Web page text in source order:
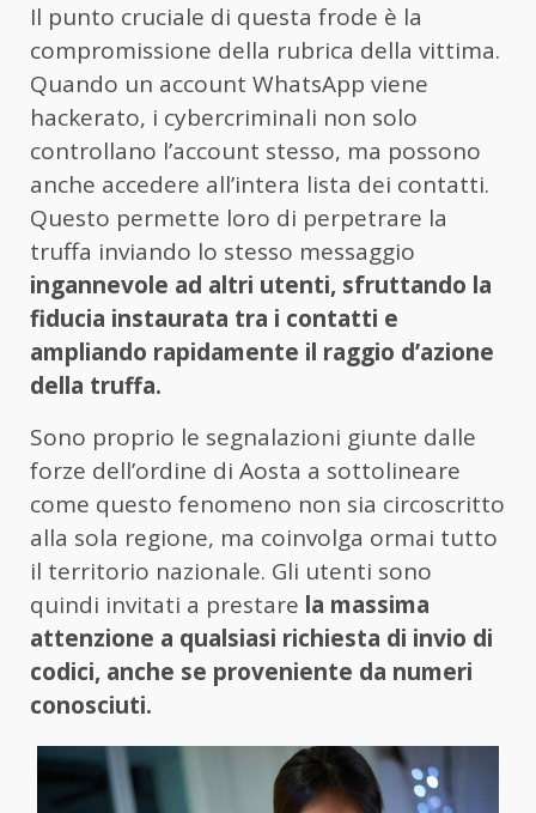
Il punto cruciale di questa frode è la
compromissione della rubrica della vittima.
Quando un account WhatsApp viene
hackerato, i cybercriminali non solo
controllano l’account stesso, ma possono
anche accedere all’intera lista dei contatti.
Questo permette loro di perpetrare la
truffa inviando lo stesso messaggio
ingannevole ad altri utenti, sfruttando la
fiducia instaurata tra i contatti e
ampliando rapidamente il raggio d’azione
della truffa.
Sono proprio le segnalazioni giunte dalle
forze dell’ordine di Aosta a sottolineare
come questo fenomeno non sia circoscritto
alla sola regione, ma coinvolga ormai tutto
il territorio nazionale. Gli utenti sono
quindi invitati a prestare la massima
attenzione a qualsiasi richiesta di invio di
codici, anche se proveniente da numeri
conosciuti.